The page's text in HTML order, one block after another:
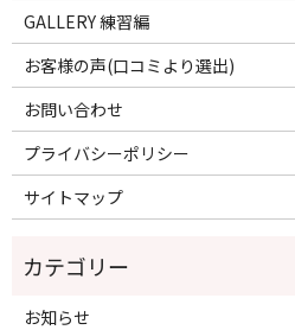
GALLERY 練習編
お客様の声(口コミより選出)
お問い合わせ
プライバシーポリシー
サイトマップ
お知らせ